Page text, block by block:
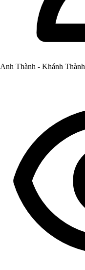
Anh Thành - Khánh Thành